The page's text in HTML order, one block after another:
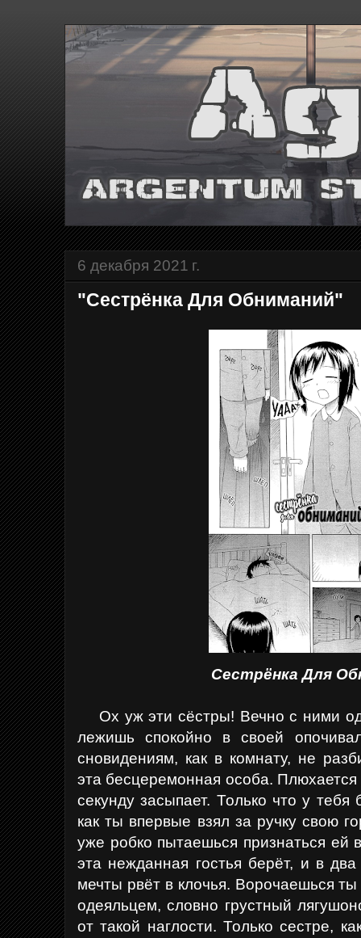
6 декабря 2021 г.
"Сестрёнка Для Обниманий"
Сестрёнка Для
Ох уж эти сёстры! Вечно с ними
лежишь спокойно в своей
сновидениям, как в комнату, не
эта бесцеремонная особа.
секунду засыпает. Только что у
как ты впервые взял за ручку свою
уже робко пытаешься признаться ей
эта нежданная гостья берёт, и в
мечты рвёт в клочья. Ворочаешься
одеяльцем, словно грустный
от такой наглости. Только сестре,